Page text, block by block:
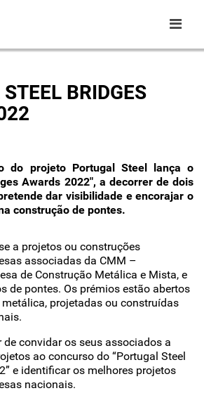
BRIDGES
do projeto Portugal Steel lança o
Awards 2022", a decorrer de dois
dar visibilidade e encorajar o
construção de pontes.
a projetos ou construções
associadas da CMM –
de Construção Metálica e Mista, e
de pontes. Os prémios estão abertos
projetadas ou construídas
de convidar os seus associados a
ao concurso do “Portugal Steel
e identificar os melhores projetos
nacionais.